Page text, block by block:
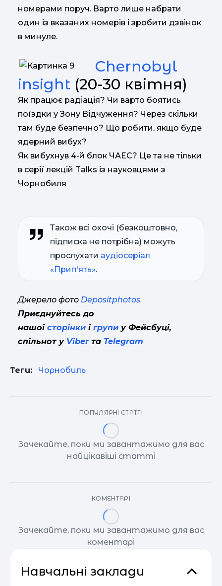
номерами поруч. Варто лише набрати
один із вказаних номерів і зробити дзвінок
в минуле.
Chernobyl
insight (20-30 квітня)
Як працює радіація? Чи варто боятись
поїздки у Зону Відчуження? Через скільки
там буде безпечно? Що робити, якщо буде
ядерний вибух?
Як вибухнув 4-й блок ЧАЕС? Це та не тільки
в серії лекцій Talks із науковцями з
Чорнобиля
Також всі охочі (безкоштовно,
підписка не потрібна) можуть
прослухати аудіосеріал
«Прип'ять».
Джерело фото Depositphotos
Приєднуйтесь до
нашої сторінки і групи у Фейсбуці,
спільнот у Viberта Telegram
Теги: Чорнобиль
ПОПУЛЯРНІ СТАТТІ
Зачекайте, поки ми завантажимо для вас
найцікавіші статті
КОМЕНТАРІ
Зачекайте, поки ми завантажимо для вас
коментарі
Навчальні заклади